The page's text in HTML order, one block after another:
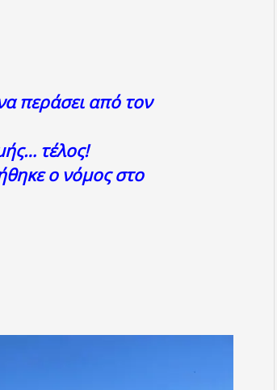
περάσει από τον
τέλος!
ο νόμος στο